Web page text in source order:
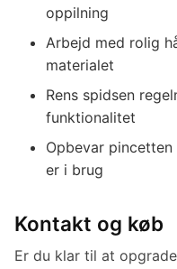
oppilning
Arbejd med rolig
materialet
Rens spidsen
funktionalitet
Opbevar
er i brug
Kontakt og køb
Er du klar til at